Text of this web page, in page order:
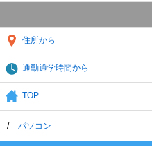
住所から
通勤通学時間から
TOP
パソコン